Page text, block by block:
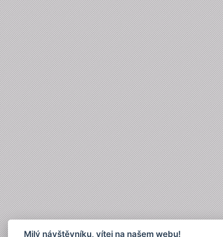
Milý návštěvníku, vítej na našem webu!